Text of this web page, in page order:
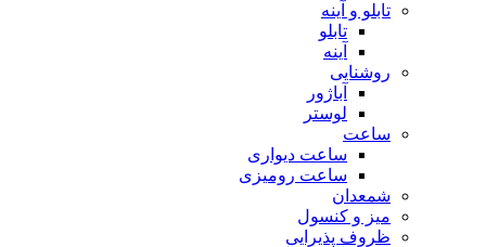
تابلو و آینه
تابلو
آینه
روشنایی
آباژور
لوستر
ساعت
ساعت دیواری
ساعت رومیزی
شمعدان
میز و کنسول
ظروف پذیرایی